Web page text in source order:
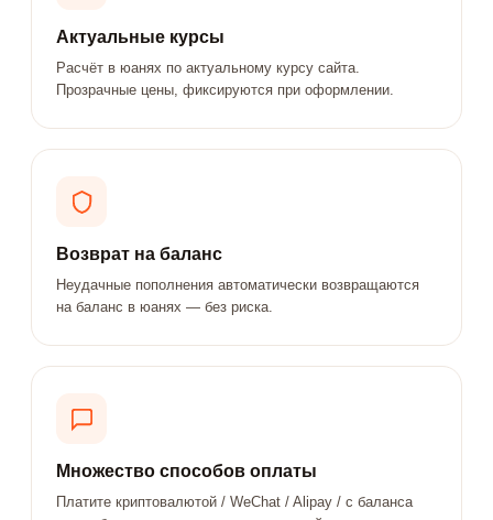
Актуальные курсы
Расчёт в юанях по актуальному курсу сайта.
Прозрачные цены, фиксируются при оформлении.
Возврат на баланс
Неудачные пополнения автоматически возвращаются
на баланс в юанях — без риска.
Множество способов оплаты
Платите криптовалютой / WeChat / Alipay / с баланса